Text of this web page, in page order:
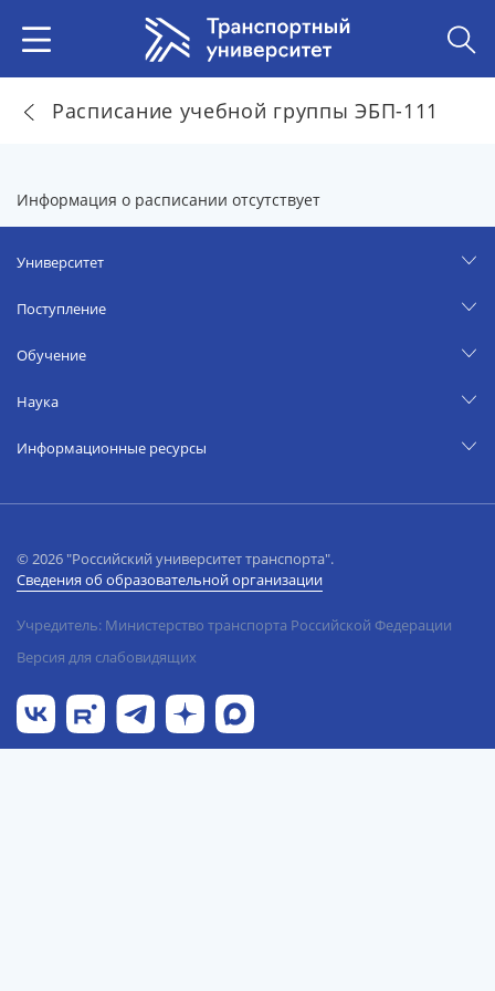
Расписание учебной группы ЭБП-111
Информация о расписании отсутствует
Университет
Поступление
Обучение
Наука
Информационные ресурсы
© 2026 "Российский университет транспорта".
Сведения об образовательной организации
Учредитель: Министерство транспорта Российской Федерации
Версия для слабовидящих